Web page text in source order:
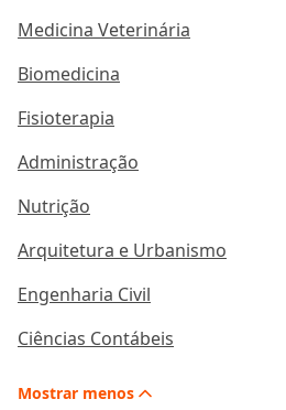
Medicina Veterinária
Biomedicina
Fisioterapia
Administração
Nutrição
Arquitetura e Urbanismo
Engenharia Civil
Ciências Contábeis
Mostrar menos